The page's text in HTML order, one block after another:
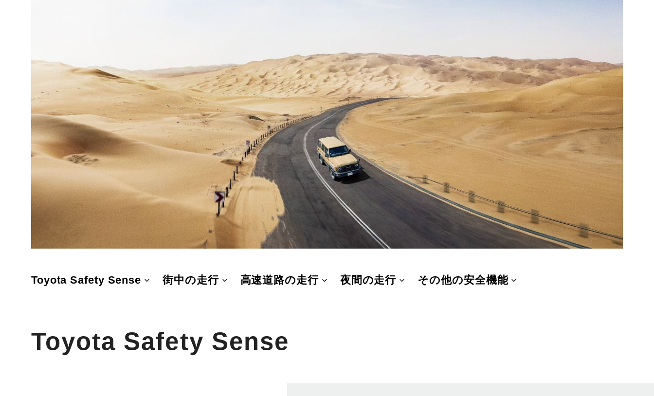
Toyota Safety Sense 街中の走行 高速道路の走行 夜間の走行 その他の安全機能
Toyota Safety Sense